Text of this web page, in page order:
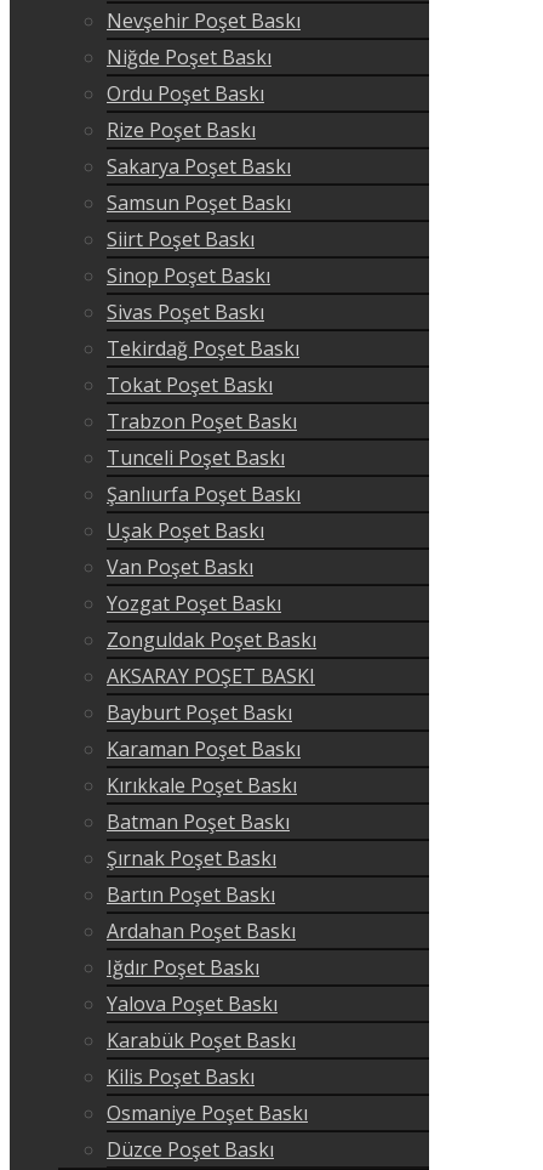
Nevşehir Poşet Baskı
Niğde Poşet Baskı
Ordu Poşet Baskı
Rize Poşet Baskı
Sakarya Poşet Baskı
Samsun Poşet Baskı
Siirt Poşet Baskı
Sinop Poşet Baskı
Sivas Poşet Baskı
Tekirdağ Poşet Baskı
Tokat Poşet Baskı
Trabzon Poşet Baskı
Tunceli Poşet Baskı
Şanlıurfa Poşet Baskı
Uşak Poşet Baskı
Van Poşet Baskı
Yozgat Poşet Baskı
Zonguldak Poşet Baskı
AKSARAY POŞET BASKI
Bayburt Poşet Baskı
Karaman Poşet Baskı
Kırıkkale Poşet Baskı
Batman Poşet Baskı
Şırnak Poşet Baskı
Bartın Poşet Baskı
Ardahan Poşet Baskı
Iğdır Poşet Baskı
Yalova Poşet Baskı
Karabük Poşet Baskı
Kilis Poşet Baskı
Osmaniye Poşet Baskı
Düzce Poşet Baskı